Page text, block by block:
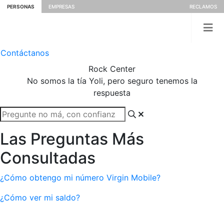
PERSONAS EMPRESAS RECLAMOS
Contáctanos
Rock Center
No somos la tía Yoli, pero seguro tenemos la
respuesta
Las Preguntas Más
Consultadas
¿Cómo obtengo mi número Virgin Mobile?
¿Cómo ver mi saldo?